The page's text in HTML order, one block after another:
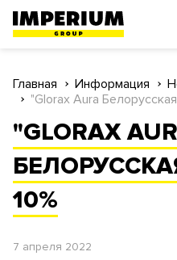
Главная Информация
"Glorax Aura
"GLORAX
10%
7 апреля 2022